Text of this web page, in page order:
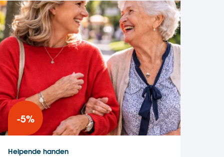
-5%
Helpende handen